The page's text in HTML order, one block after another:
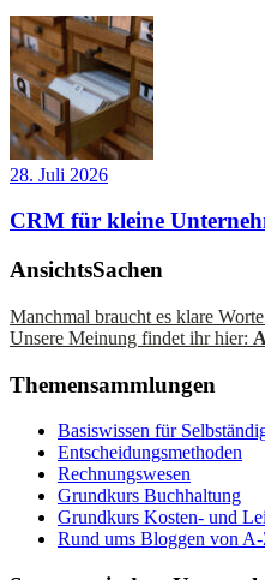
28. Juli 2026
CRM für kleine
AnsichtsSachen
Manchmal braucht es klare
Unsere Meinung findet ihr hier:
Themensammlungen
Basiswissen für
Entscheidungsmethoden
Rechnungswesen
Grundkurs Buchhaltung
Grundkurs Kosten- und
Rund ums Bloggen von